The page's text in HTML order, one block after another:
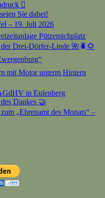
🫟
Sie dabei!
– 19. Juli 2026
Pützemichplatz
Drei-Dörfer-Linde 🌺🪲🌻
mit Motor unterm Hintern
in Eulenberg
Dankes 🤝
„Ehrenamt des Monats“ –